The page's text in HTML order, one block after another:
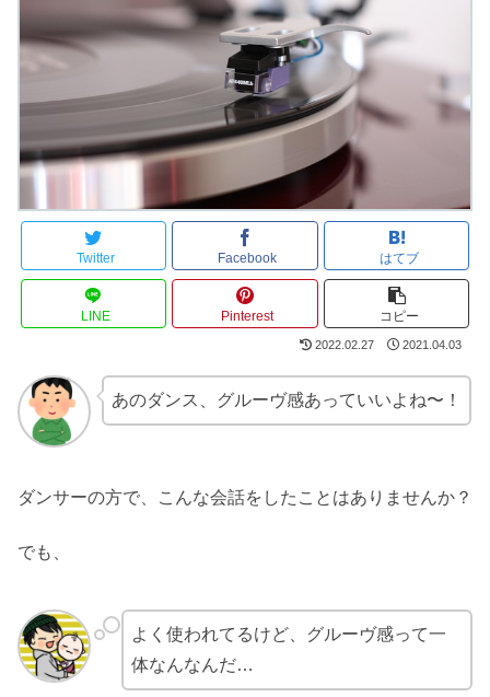
Twitter Facebook はてブ
LINE Pinterest コピー
2022.02.27 2021.04.03
あのダンス、グルーヴ感あっていいよね〜！
ダンサーの方で、こんな会話をしたことはありませんか？
でも、
よく使われてるけど、グルーヴ感って一
体なんなんだ…